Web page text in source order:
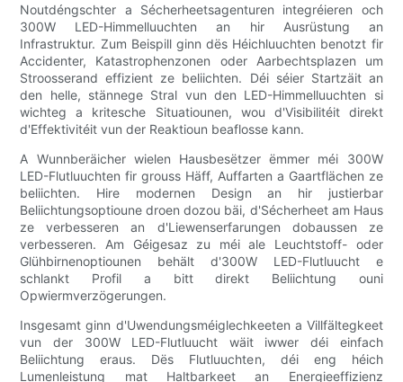
Noutdéngschter a Sécherheetsagenturen integréieren och
300W LED-Himmelluuchten an hir Ausrüstung an
Infrastruktur. Zum Beispill ginn dës Héichluuchten benotzt fir
Accidenter, Katastrophenzonen oder Aarbechtsplazen um
Stroosserand effizient ze beliichten. Déi séier Startzäit an
den helle, stännege Stral vun den LED-Himmelluuchten si
wichteg a kritesche Situatiounen, wou d'Visibilitéit direkt
d'Effektivitéit vun der Reaktioun beaflosse kann.
A Wunnberäicher wielen Hausbesëtzer ëmmer méi 300W
LED-Flutluuchten fir grouss Häff, Auffarten a Gaartflächen ze
beliichten. Hire modernen Design an hir justierbar
Beliichtungsoptioune droen dozou bäi, d'Sécherheet am Haus
ze verbesseren an d'Liewenserfarungen dobaussen ze
verbesseren. Am Géigesaz zu méi ale Leuchtstoff- oder
Glühbirnenoptiounen behält d'300W LED-Flutluucht e
schlankt Profil a bitt direkt Beliichtung ouni
Opwiermverzögerungen.
Insgesamt ginn d'Uwendungsméiglechkeeten a Villfältegkeet
vun der 300W LED-Flutluucht wäit iwwer déi einfach
Beliichtung eraus. Dës Flutluuchten, déi eng héich
Lumenleistung mat Haltbarkeet an Energieeffizienz